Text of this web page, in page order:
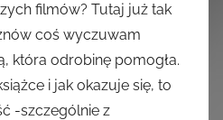
filmów? Tutaj już tak
coś wyczuwam
która odrobinę pomogła.
i jak okazuje się, to
-szczególnie z